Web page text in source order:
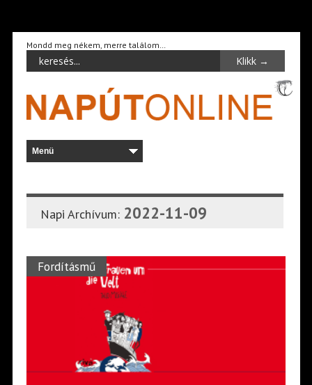
Mondd meg nékem, merre találom…
Napi Archívum: 2022-11-09
Fordításmű